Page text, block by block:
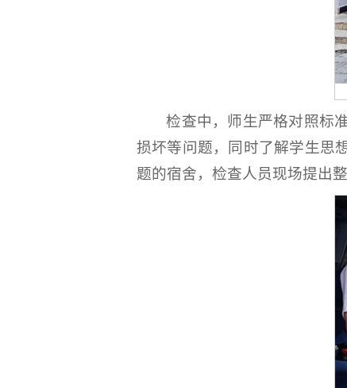
检查中，师生严格对照标
损坏等问题，同时了解学生思
题的宿舍，检查人员现场提出